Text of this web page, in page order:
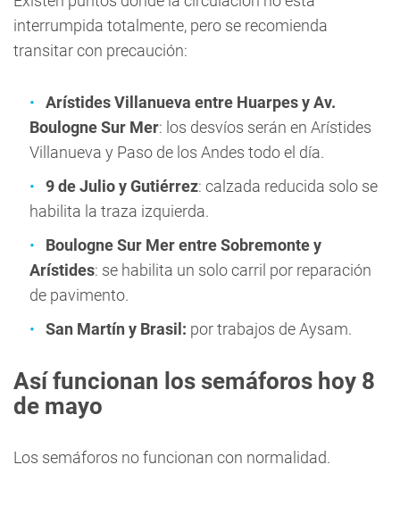
interrumpida totalmente, pero se recomienda
transitar con precaución:
Arístides Villanueva entre Huarpes y Av.
Boulogne Sur Mer: los desvíos serán en Arístides
Villanueva y Paso de los Andes todo el día.
9 de Julio y Gutiérrez: calzada reducida solo se
habilita la traza izquierda.
Boulogne Sur Mer entre Sobremonte y
Arístides: se habilita un solo carril por reparación
de pavimento.
San Martín y Brasil: por trabajos de Aysam.
Así funcionan los semáforos hoy 8
de mayo
Los semáforos no funcionan con normalidad.